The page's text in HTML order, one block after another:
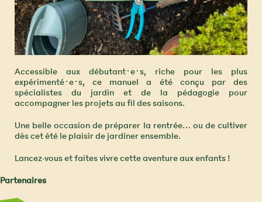
Accessible aux débutant·e·s, riche pour les plus
expérimenté·e·s, ce manuel a été conçu par des
spécialistes du jardin et de la pédagogie pour
accompagner les projets au fil des saisons.
Une belle occasion de préparer la rentrée… ou de cultiver
dès cet été le plaisir de jardiner ensemble.
Lancez-vous et faites vivre cette aventure aux enfants !
Partenaires